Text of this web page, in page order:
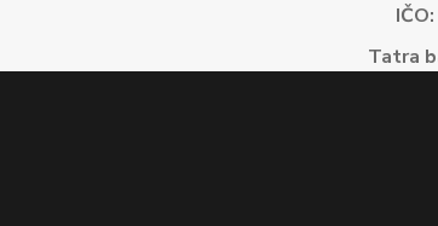
IČO:
Tatra